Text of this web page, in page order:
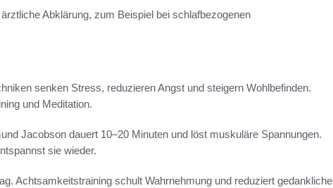
Abklärung, zum Beispiel bei schlafbezogenen
senken Stress, reduzieren Angst und steigern Wohlbefinden.
und Meditation.
Jacobson dauert 10–20 Minuten und löst muskuläre Spannungen.
sie wieder.
Achtsamkeitstraining schult Wahrnehmung und reduziert gedankliche